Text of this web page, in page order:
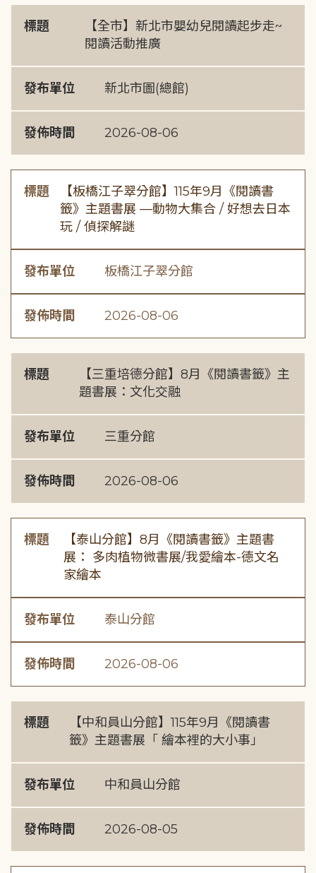
標題
【全市】新北市嬰幼兒閱讀起步走~
閱讀活動推廣
發布單位 新北市圖(總館)
發佈時間 2026-08-06
標題
【板橋江子翠分館】115年9月《閱讀書
籤》主題書展 —動物大集合 / 好想去日本
玩 / 偵探解謎
發布單位 板橋江子翠分館
發佈時間 2026-08-06
標題
【三重培德分館】8月《閱讀書籤》主
題書展：文化交融
發布單位 三重分館
發佈時間 2026-08-06
標題
【泰山分館】8月《閱讀書籤》主題書
展： 多肉植物微書展/我愛繪本-德文名
家繪本
發布單位 泰山分館
發佈時間 2026-08-06
標題
【中和員山分館】115年9月《閱讀書
籤》主題書展「 繪本裡的大小事」
發布單位 中和員山分館
發佈時間 2026-08-05